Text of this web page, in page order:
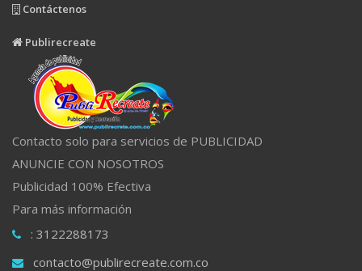
Contáctenos
Publirecreate
Contacto solo para servicios de PUBLICIDAD
ANUNCIE CON NOSOTROS
Publicidad 100% Efectiva
Para más información
: 3122288173
contacto@publirecreate.com.co